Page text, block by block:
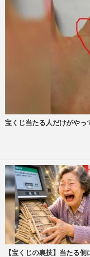
宝くじ当たる人だけがやっ
【宝くじの裏技】当たる側